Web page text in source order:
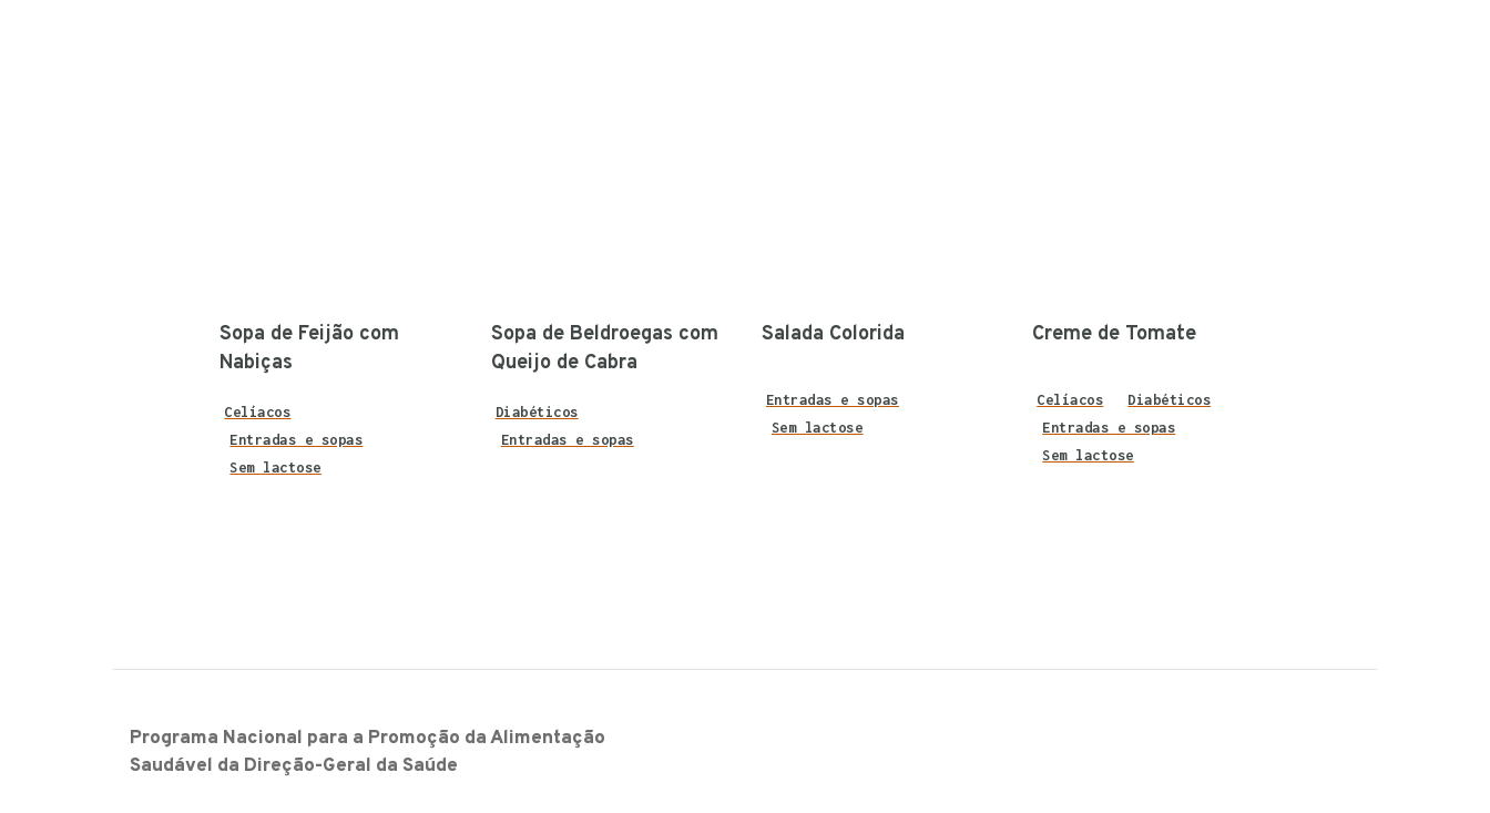
Sopa de Feijão com
Nabiças
Celíacos
Entradas e sopas
Sem lactose
Sopa de Beldroegas com
Queijo de Cabra
Diabéticos
Entradas e sopas
Salada Colorida
Entradas e sopas
Sem lactose
Creme de Tomate
Celíacos
Diabéticos
Entradas e sopas
Sem lactose
Programa Nacional para a Promoção da Alimentação
Saudável da Direção-Geral da Saúde